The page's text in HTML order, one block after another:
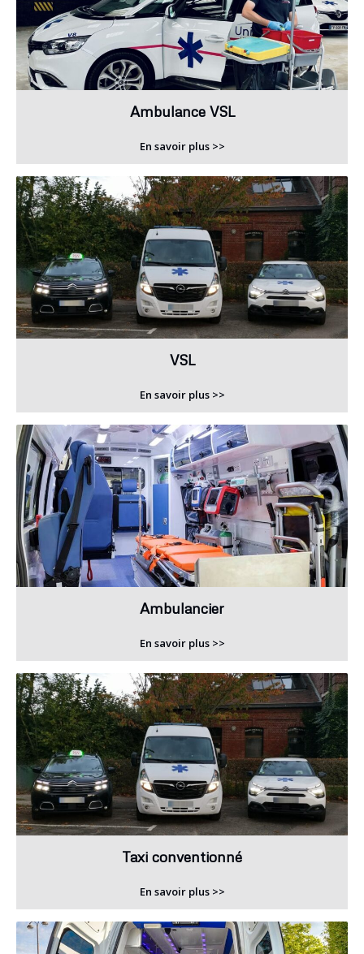
Ambulance VSL
En savoir plus >>
VSL
En savoir plus >>
Ambulancier
En savoir plus >>
Taxi conventionné
En savoir plus >>